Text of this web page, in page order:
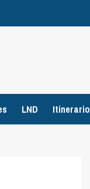
LND Itinerario